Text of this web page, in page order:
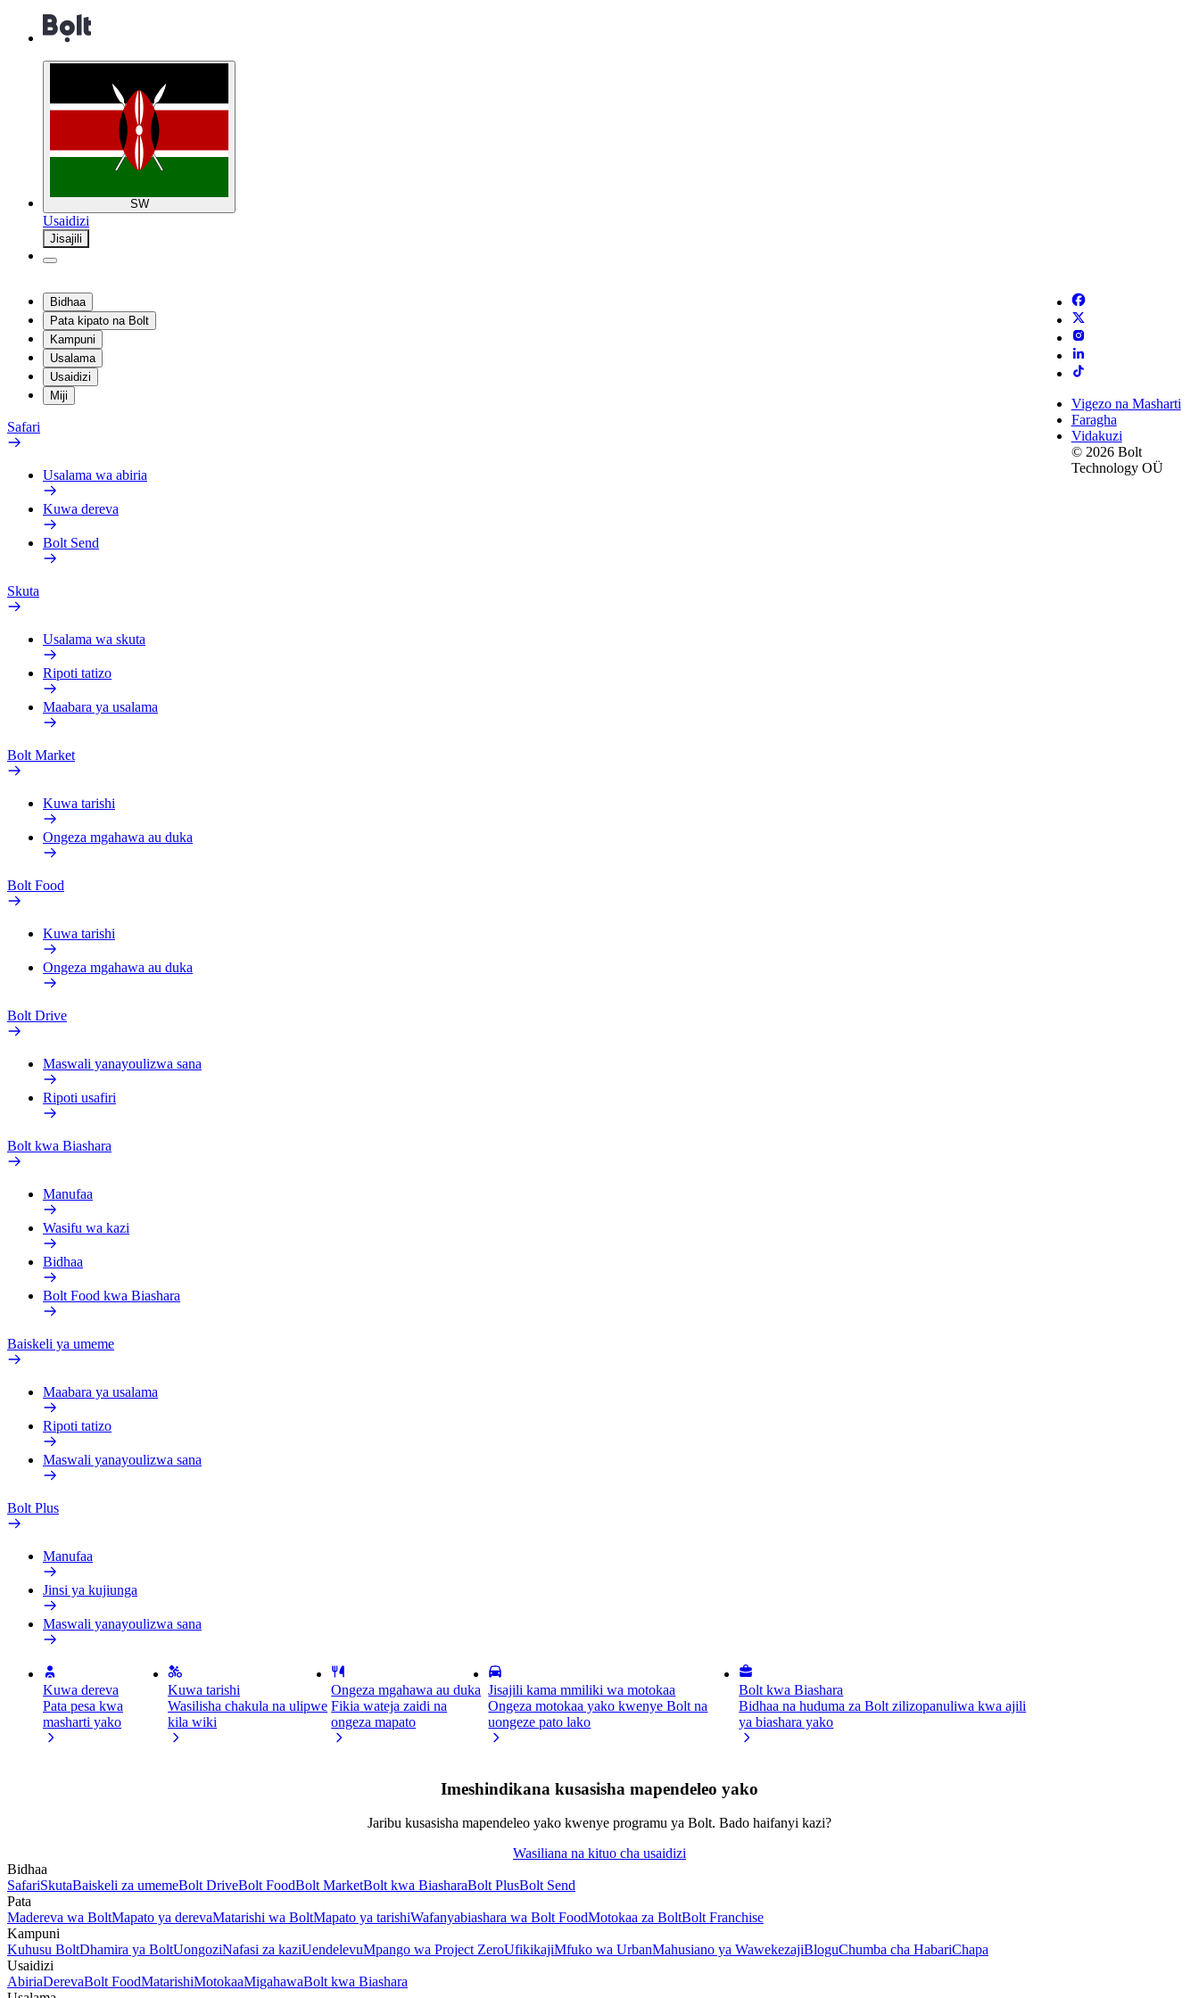
SW
Usaidizi
Jisajili
Bidhaa
Pata kipato na Bolt
Kampuni
Usalama
Usaidizi
Miji
Safari
Usalama wa abiria
Kuwa dereva
Bolt Send
Skuta
Usalama wa skuta
Ripoti tatizo
Maabara ya usalama
Bolt Market
Kuwa tarishi
Ongeza mgahawa au duka
Bolt Food
Kuwa tarishi
Ongeza mgahawa au duka
Bolt Drive
Maswali yanayoulizwa sana
Ripoti usafiri
Bolt kwa Biashara
Manufaa
Wasifu wa kazi
Bidhaa
Bolt Food kwa Biashara
Baiskeli ya umeme
Maabara ya usalama
Ripoti tatizo
Maswali yanayoulizwa sana
Bolt Plus
Manufaa
Jinsi ya kujiunga
Maswali yanayoulizwa sana
Kuwa dereva
Pata pesa kwa
masharti yako
Kuwa tarishi
Wasilisha chakula na ulipwe
kila wiki
Ongeza mgahawa au duka
Fikia wateja zaidi na
ongeza mapato
Jisajili kama mmiliki wa motokaa
Ongeza motokaa yako kwenye Bolt na
uongeze pato lako
Bolt kwa Biashara
Bidhaa na huduma za Bolt zilizopanuliwa kwa ajili
ya biashara yako
Vigezo na Masharti
Faragha
Vidakuzi
© 2026 Bolt
Technology OÜ
Imeshindikana kusasisha mapendeleo yako
Jaribu kusasisha mapendeleo yako kwenye programu ya Bolt. Bado haifanyi kazi?
Wasiliana na kituo cha usaidizi
Bidhaa
SafariSkutaBaiskeli za umemeBolt DriveBolt FoodBolt MarketBolt kwa BiasharaBolt PlusBolt Send
Pata
Madereva wa BoltMapato ya derevaMatarishi wa BoltMapato ya tarishiWafanyabiashara wa Bolt FoodMotokaa za BoltBolt Franchise
Kampuni
Kuhusu BoltDhamira ya BoltUongoziNafasi za kaziUendelevuMpango wa Project ZeroUfikikajiMfuko wa UrbanMahusiano ya WawekezajiBloguChumba cha HabariChapa
Usaidizi
AbiriaDerevaBolt FoodMatarishiMotokaaMigahawaBolt kwa Biashara